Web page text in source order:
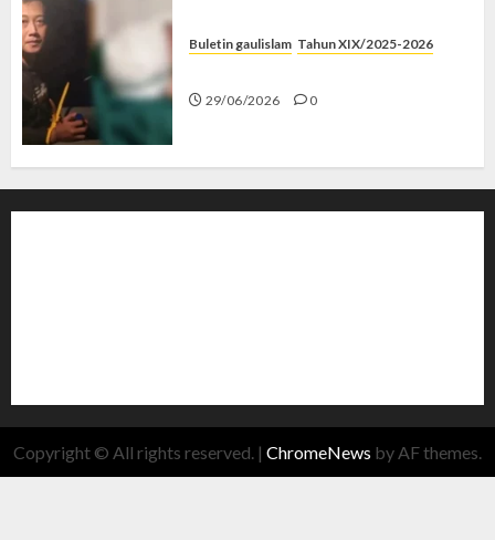
Buletin gaulislam Tahun XIX/2025-2026
29/06/2026 0
Copyright © All rights reserved. | ChromeNews by AF themes.